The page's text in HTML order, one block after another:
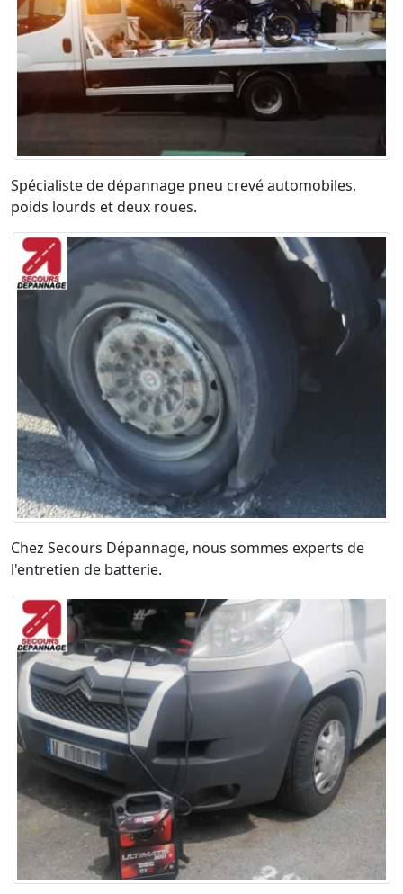
Spécialiste de dépannage pneu crevé automobiles,
poids lourds et deux roues.
Chez Secours Dépannage, nous sommes experts de
l'entretien de batterie.